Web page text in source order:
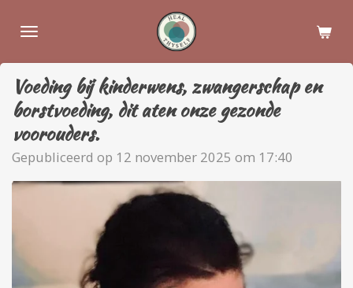
direct
de
hoofdinhoud
Voeding bij kinderwens, zwangerschap en
borstvoeding, dit aten onze gezonde
voorouders.
Gepubliceerd op 12 november 2025 om 17:40